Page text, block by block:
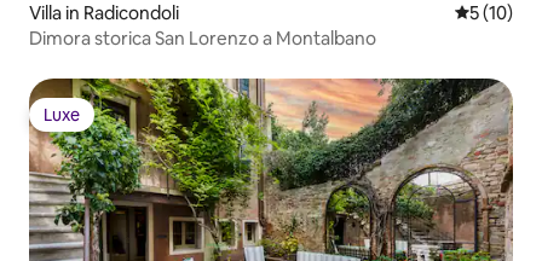
Villa in Radicondoli
5 (10)
Dimora storica San Lorenzo a Montalbano
Luxe
Luxe